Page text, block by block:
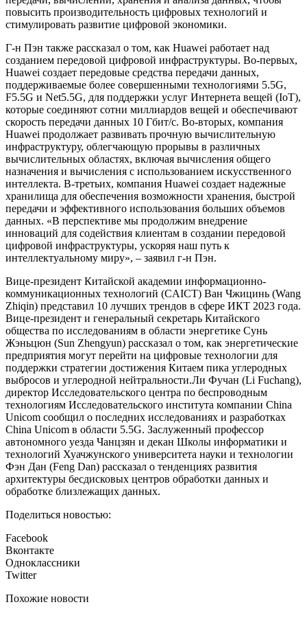
повысить производительность цифровых технологий и
стимулировать развитие цифровой экономики.
Г-н Пэн также рассказал о том, как Huawei работает над
созданием передовой цифровой инфраструктуры. Во-первых,
Huawei создает передовые средства передачи данных,
поддерживаемые более совершенными технологиями 5.5G,
F5.5G и Net5.5G, для поддержки услуг Интернета вещей (IoT),
которые соединяют сотни миллиардов вещей и обеспечивают
скорость передачи данных 10 Гбит/с. Во-вторых, компания
Huawei продолжает развивать прочную вычислительную
инфраструктуру, облегчающую прорывы в различных
вычислительных областях, включая вычисления общего
назначения и вычисления с использованием искусственного
интеллекта. В-третьих, компания Huawei создает надежные
хранилища для обеспечения возможности хранения, быстрой
передачи и эффективного использования больших объемов
данных. «В перспективе мы продолжим внедрение
инноваций для содействия клиентам в создании передовой
цифровой инфраструктуры, ускоряя наш путь к
интеллектуальному миру», – заявил г-н Пэн.
Вице-президент Китайской академии информационно-
коммуникационных технологий (CAICT) Ван Чжицинь (Wang
Zhiqin) представил 10 лучших трендов в сфере ИКТ 2023 года.
Вице-президент и генеральный секретарь Китайского
общества по исследованиям в области энергетике Сунь
Жэньцюн (Sun Zhengyun) рассказал о том, как энергетические
предприятия могут перейти на цифровые технологии для
поддержки стратегии достижения Китаем пика углеродных
выбросов и углеродной нейтральности.Ли Фучан (Li Fuchang),
директор Исследовательского центра по беспроводным
технологиям Исследовательского института компании China
Unicom сообщил о последних исследованиях и разработках
China Unicom в области 5.5G. Заслуженный профессор
автономного уезда Чанцзян и декан Школы информатики и
технологий Хуачжунского университета науки и технологии
Фэн Дан (Feng Dan) рассказал о тенденциях развития
архитектуры бесдисковых центров обработки данных и
обработке близлежащих данных.
Поделиться новостью:
Facebook
Вконтакте
Одноклассники
Twitter
Похожие новости